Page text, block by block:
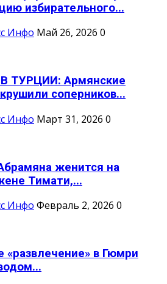
избирательного...
Инфо Май 26, 2026 0
ТУРЦИИ: Армянские
соперников...
Инфо Март 31, 2026 0
женится на
Тимати,...
Инфо Февраль 2, 2026 0
«развлечение» в Гюмри